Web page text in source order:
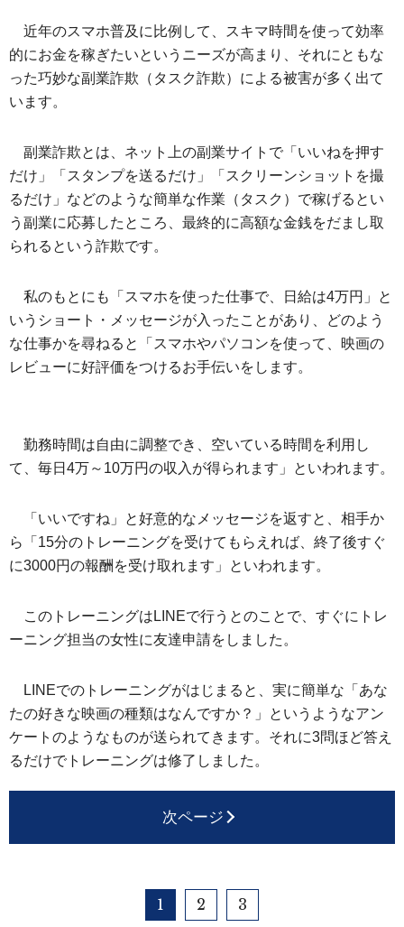
近年のスマホ普及に比例して、スキマ時間を使って効率
的にお金を稼ぎたいというニーズが高まり、それにともな
った巧妙な副業詐欺（タスク詐欺）による被害が多く出て
います。
副業詐欺とは、ネット上の副業サイトで「いいねを押す
だけ」「スタンプを送るだけ」「スクリーンショットを撮
るだけ」などのような簡単な作業（タスク）で稼げるとい
う副業に応募したところ、最終的に高額な金銭をだまし取
られるという詐欺です。
私のもとにも「スマホを使った仕事で、日給は4万円」と
いうショート・メッセージが入ったことがあり、どのよう
な仕事かを尋ねると「スマホやパソコンを使って、映画の
レビューに好評価をつけるお手伝いをします。
勤務時間は自由に調整でき、空いている時間を利用し
て、毎日4万～10万円の収入が得られます」といわれます。
「いいですね」と好意的なメッセージを返すと、相手か
ら「15分のトレーニングを受けてもらえれば、終了後すぐ
に3000円の報酬を受け取れます」といわれます。
このトレーニングはLINEで行うとのことで、すぐにトレ
ーニング担当の女性に友達申請をしました。
LINEでのトレーニングがはじまると、実に簡単な「あな
たの好きな映画の種類はなんですか？」というようなアン
ケートのようなものが送られてきます。それに3問ほど答え
るだけでトレーニングは修了しました。
次ページ
1 2 3